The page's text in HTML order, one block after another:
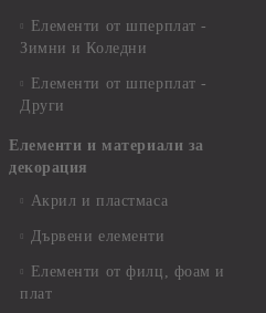
Елементи от шперплат -
Зимни и Коледни
Елементи от шперплат -
Други
Елементи и материали за
декорация
Акрил и пластмаса
Дървени елементи
Елементи от филц, фоам и
плат